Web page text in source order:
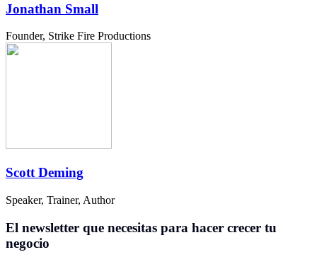
Jonathan Small
Founder, Strike Fire Productions
Scott Deming
Speaker, Trainer, Author
El newsletter que necesitas para hacer crecer tu
negocio